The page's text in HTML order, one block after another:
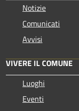
Notizie
Comunicati
Avvisi
VIVERE IL COMUNE
Luoghi
Eventi